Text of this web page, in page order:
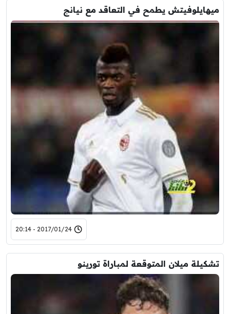
ميهايلوفيتش يطمح في التعاقد مع نيانج
2017/01/24 - 20:14
تشكيلة ميلان المتوقعة لمباراة تورينو